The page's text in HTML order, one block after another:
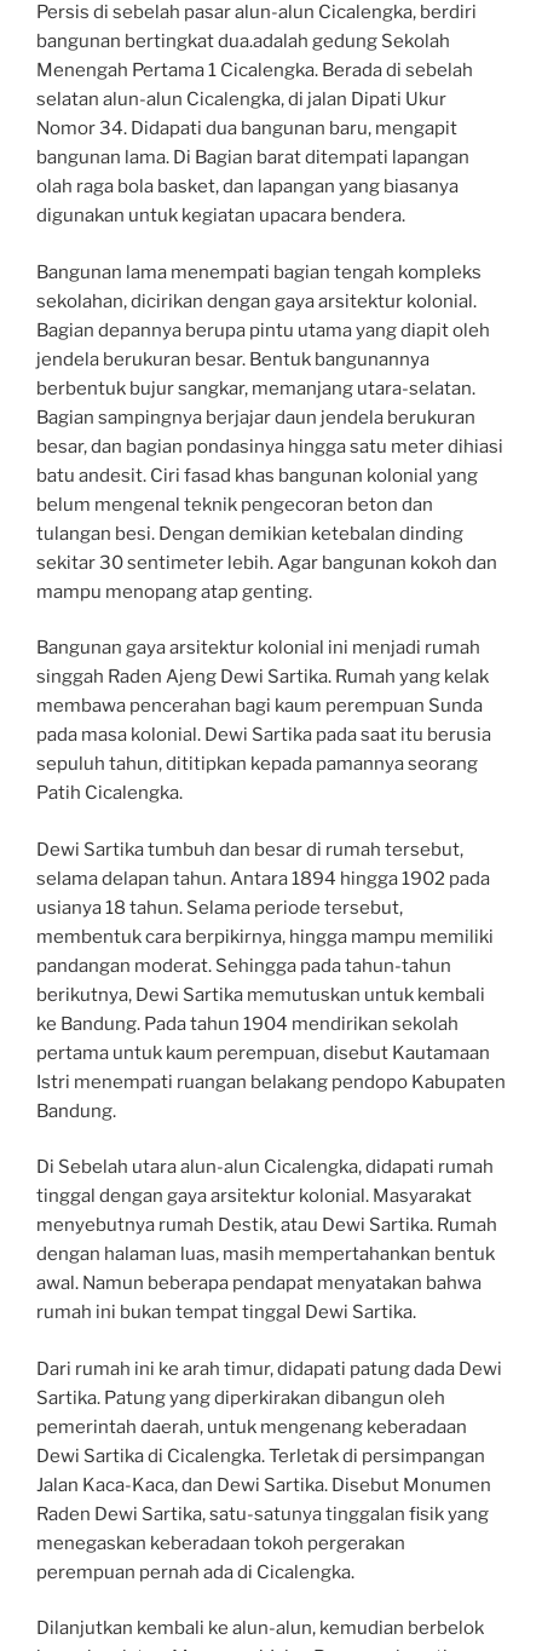
Persis di sebelah pasar alun-alun Cicalengka, berdiri
bangunan bertingkat dua.adalah gedung Sekolah
Menengah Pertama 1 Cicalengka. Berada di sebelah
selatan alun-alun Cicalengka, di jalan Dipati Ukur
Nomor 34. Didapati dua bangunan baru, mengapit
bangunan lama. Di Bagian barat ditempati lapangan
olah raga bola basket, dan lapangan yang biasanya
digunakan untuk kegiatan upacara bendera.
Bangunan lama menempati bagian tengah kompleks
sekolahan, dicirikan dengan gaya arsitektur kolonial.
Bagian depannya berupa pintu utama yang diapit oleh
jendela berukuran besar. Bentuk bangunannya
berbentuk bujur sangkar, memanjang utara-selatan.
Bagian sampingnya berjajar daun jendela berukuran
besar, dan bagian pondasinya hingga satu meter dihiasi
batu andesit. Ciri fasad khas bangunan kolonial yang
belum mengenal teknik pengecoran beton dan
tulangan besi. Dengan demikian ketebalan dinding
sekitar 30 sentimeter lebih. Agar bangunan kokoh dan
mampu menopang atap genting.
Bangunan gaya arsitektur kolonial ini menjadi rumah
singgah Raden Ajeng Dewi Sartika. Rumah yang kelak
membawa pencerahan bagi kaum perempuan Sunda
pada masa kolonial. Dewi Sartika pada saat itu berusia
sepuluh tahun, dititipkan kepada pamannya seorang
Patih Cicalengka.
Dewi Sartika tumbuh dan besar di rumah tersebut,
selama delapan tahun. Antara 1894 hingga 1902 pada
usianya 18 tahun. Selama periode tersebut,
membentuk cara berpikirnya, hingga mampu memiliki
pandangan moderat. Sehingga pada tahun-tahun
berikutnya, Dewi Sartika memutuskan untuk kembali
ke Bandung. Pada tahun 1904 mendirikan sekolah
pertama untuk kaum perempuan, disebut Kautamaan
Istri menempati ruangan belakang pendopo Kabupaten
Bandung.
Di Sebelah utara alun-alun Cicalengka, didapati rumah
tinggal dengan gaya arsitektur kolonial. Masyarakat
menyebutnya rumah Destik, atau Dewi Sartika. Rumah
dengan halaman luas, masih mempertahankan bentuk
awal. Namun beberapa pendapat menyatakan bahwa
rumah ini bukan tempat tinggal Dewi Sartika.
Dari rumah ini ke arah timur, didapati patung dada Dewi
Sartika. Patung yang diperkirakan dibangun oleh
pemerintah daerah, untuk mengenang keberadaan
Dewi Sartika di Cicalengka. Terletak di persimpangan
Jalan Kaca-Kaca, dan Dewi Sartika. Disebut Monumen
Raden Dewi Sartika, satu-satunya tinggalan fisik yang
menegaskan keberadaan tokoh pergerakan
perempuan pernah ada di Cicalengka.
Dilanjutkan kembali ke alun-alun, kemudian berbelok